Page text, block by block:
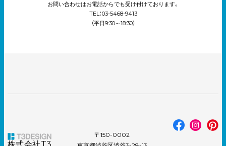
お問い合わせはお電話からでも受け付けております。
TEL：03-5468-9413
（平日9:30～18:30）
〒150-0002